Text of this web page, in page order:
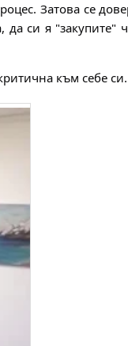
Затова се
да си я "закупите"
към себе си.